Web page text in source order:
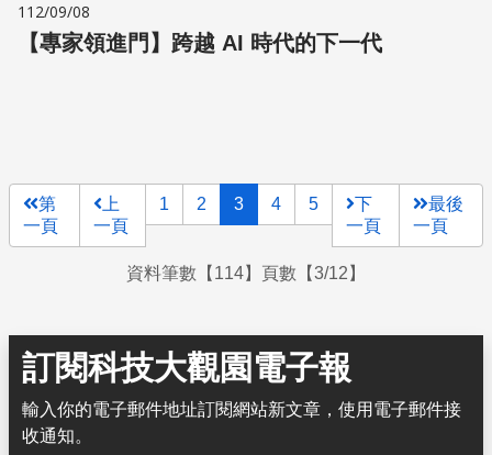
112/09/08
【專家領進門】跨越 AI 時代的下一代
第
一頁
上
一頁
1 2 3 4 5
下
一頁
最後
一頁
資料筆數【114】頁數【3/12】
訂閱科技大觀園電子報
輸入你的電子郵件地址訂閱網站新文章，使用電子郵件接
收通知。